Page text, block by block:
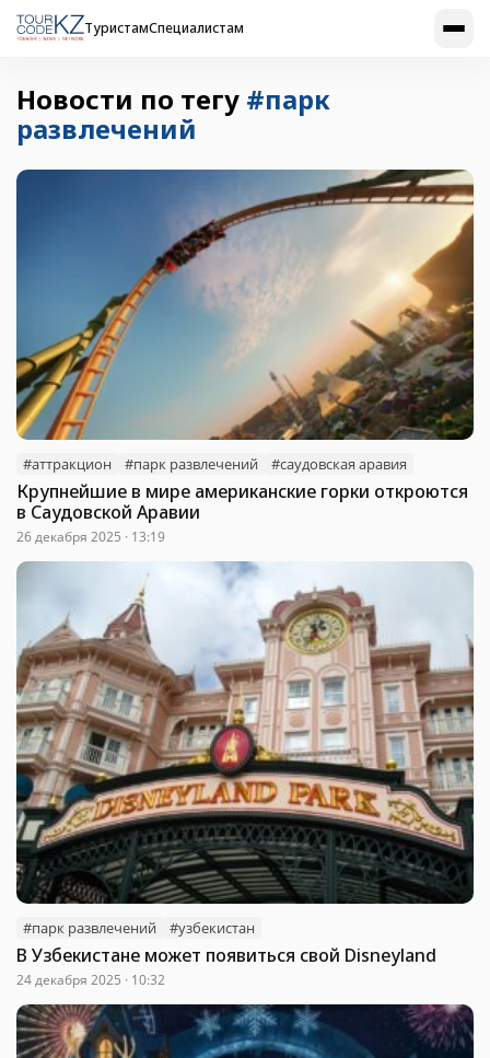
ТуристамСпециалистам
Новости по тегу #парк
развлечений
#аттракцион #парк развлечений #саудовская аравия
Крупнейшие в мире американские горки откроются
в Саудовской Аравии
26 декабря 2025 · 13:19
#парк развлечений #узбекистан
В Узбекистане может появиться свой Disneyland
24 декабря 2025 · 10:32